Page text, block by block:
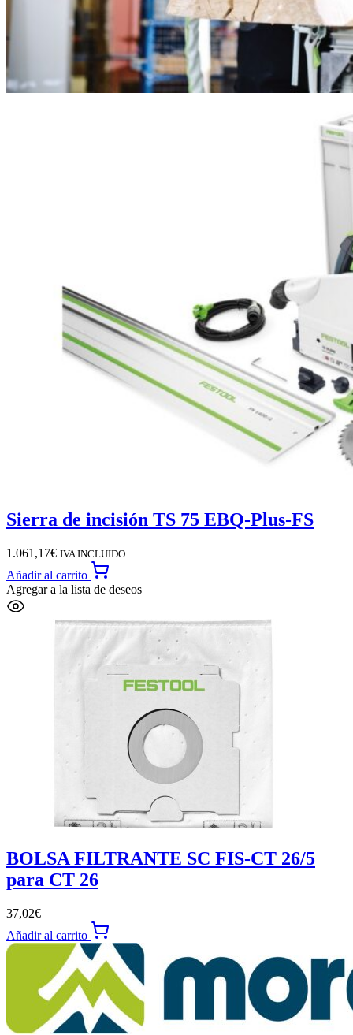
Sierra de incisión TS 75 EBQ-Plus-FS
1.061,17€ IVA INCLUIDO
Añadir al carrito
Agregar a la lista de deseos
BOLSA FILTRANTE SC FIS-CT 26/5
para CT 26
37,02€
Añadir al carrito